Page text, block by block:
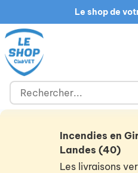
Le shop de
Incendies en
Landes (40)
Les livraisons